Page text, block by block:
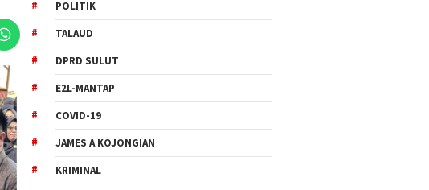
POLITIK
TALAUD
DPRD SULUT
E2L-MANTAP
COVID-19
JAMES A KOJONGIAN
KRIMINAL